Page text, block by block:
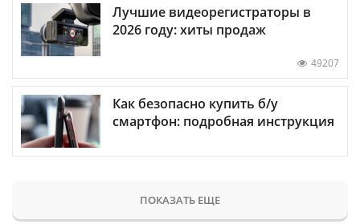
Лучшие видеорегистраторы в
2026 году: хиты продаж
49207
Как безопасно купить б/у
смартфон: подробная инструкция
ПОКАЗАТЬ ЕЩЕ